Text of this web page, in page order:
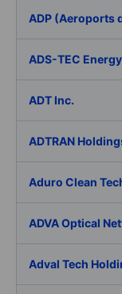
ADP (Aeroports
ADS-TEC
ADT Inc.
ADTRAN
Aduro Clean
ADVA Optical
Adval Tech